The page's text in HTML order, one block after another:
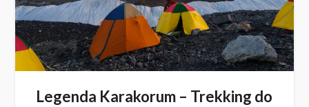
Legenda Karakorum – Trekking do